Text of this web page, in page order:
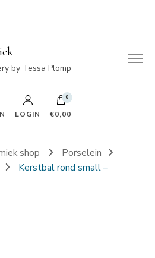
by Tessa Plomp
LOGIN
0
€0,00
shop
Porselein
Kerstbal rond small –